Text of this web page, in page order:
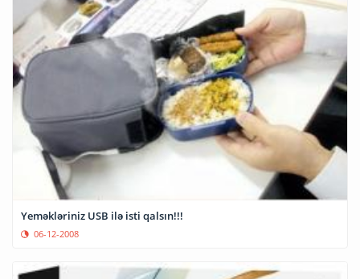
Yeməkləriniz USB ilə isti qalsın!!!
06-12-2008